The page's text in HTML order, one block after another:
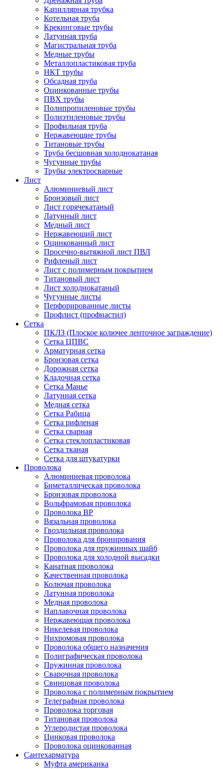
Капиллярная трубка
Котельная труба
Крекинговые трубы
Латунная труба
Магистральная труба
Медные трубы
Металлопластиковая труба
НКТ трубы
Обсадная труба
Оцинкованные трубы
ПВХ трубы
Полипропиленовые трубы
Полиэтиленовые трубы
Профильная труба
Нержавеющие трубы
Титановые трубы
Труба бесшовная холоднокатаная
Чугунные трубы
Трубы электросварные
Лист
Алюминиевый лист
Бронзовый лист
Лист горячекатаный
Латунный лист
Медный лист
Нержавеющий лист
Оцинкованный лист
Просечно-вытяжной лист ПВЛ
Рифленый лист
Лист с полимерным покрытием
Титановый лист
Лист холоднокатаный
Чугунные листы
Перфорированные листы
Профлист (профнастил)
Сетка
ПКЛЗ (Плоское колючее ленточное заграждение)
Сетка ЦПВС
Арматурная сетка
Бронзовая сетка
Дорожная сетка
Кладочная сетка
Сетка Манье
Латунная сетка
Медная сетка
Сетка Рабица
Сетка рифленая
Сетка сварная
Сетка стеклопластиковая
Сетка тканая
Сетка для штукатурки
Проволока
Алюминиевая проволока
Биметаллическая проволока
Бронзовая проволока
Вольфрамовая проволока
Проволока ВР
Вязальная проволока
Гвоздильная проволока
Проволока для бронирования
Проволока для пружинных шайб
Проволока для холодной высадки
Канатная проволока
Качественная проволока
Колючая проволока
Латунная проволока
Медная проволока
Наплавочная проволока
Нержавеющая проволока
Никелевая проволока
Нихромовая проволока
Проволока общего назначения
Полиграфическая проволока
Пружинная проволока
Сварочная проволока
Свинцовая проволока
Проволока с полимерным покрытием
Телеграфная проволока
Проволока торговая
Титановая проволока
Углеродистая проволока
Цинковая проволока
Проволока оцинкованная
Сантехарматура
Муфта американка